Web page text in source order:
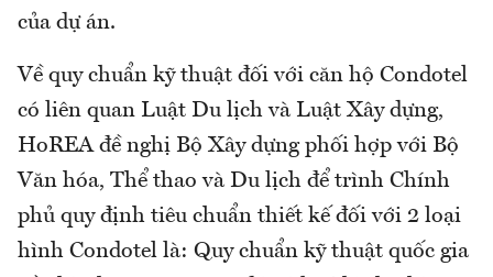
của dự án.
Về quy chuẩn kỹ thuật đối với căn hộ Condotel
có liên quan Luật Du lịch và Luật Xây dựng,
HoREA đề nghị Bộ Xây dựng phối hợp với Bộ
Văn hóa, Thể thao và Du lịch để trình Chính
phủ quy định tiêu chuẩn thiết kế đối với 2 loại
hình Condotel là: Quy chuẩn kỹ thuật quốc gia